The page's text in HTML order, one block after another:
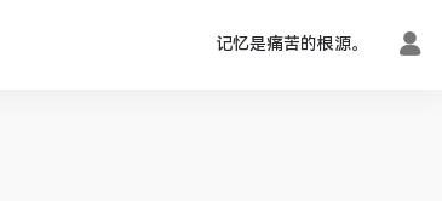
记忆是痛苦的根源。